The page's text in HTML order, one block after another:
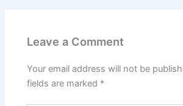
Leave a Comment
Your email address will not be
fields are marked *